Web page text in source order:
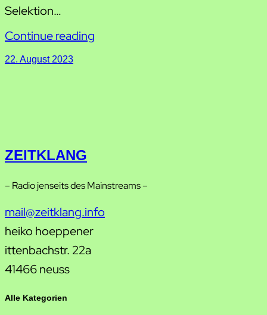
Selektion…
Continue reading
22. August 2023
ZEITKLANG
– Radio jenseits des Mainstreams –
mail@zeitklang.info
heiko hoeppener
ittenbachstr. 22a
41466 neuss
Alle Kategorien